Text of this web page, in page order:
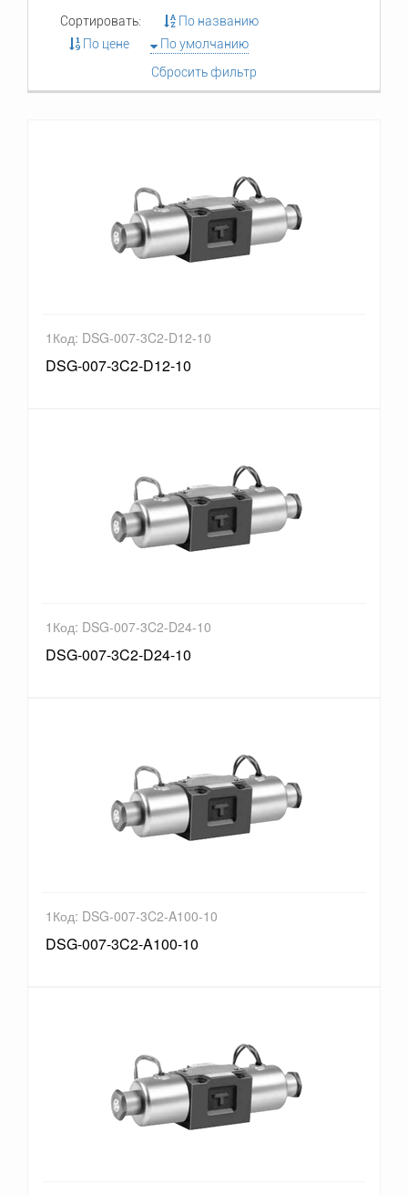
Сортировать:
По названию
По цене
По умолчанию
Сбросить фильтр
1Код: DSG-007-3C2-D12-10
DSG-007-3C2-D12-10
1Код: DSG-007-3C2-D24-10
DSG-007-3C2-D24-10
1Код: DSG-007-3C2-A100-10
DSG-007-3C2-A100-10